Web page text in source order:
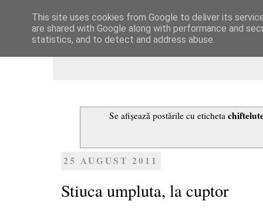
Dulcegarii culinare
Se afișează postările cu eticheta
25 AUGUST 2011
Stiuca umpluta, la cuptor
This site uses cookies from Google to deliver its
are shared with Google along with performance and
statistics, and to detect and address abuse.